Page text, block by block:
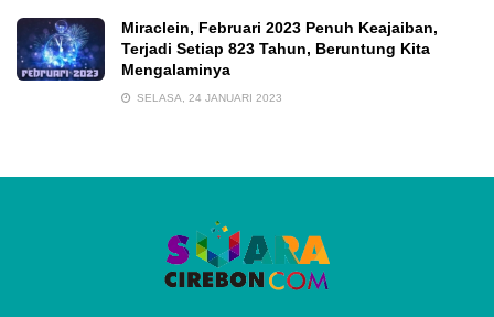
Miraclein, Februari 2023 Penuh Keajaiban,
Terjadi Setiap 823 Tahun, Beruntung Kita
Mengalaminya
SELASA, 24 JANUARI 2023